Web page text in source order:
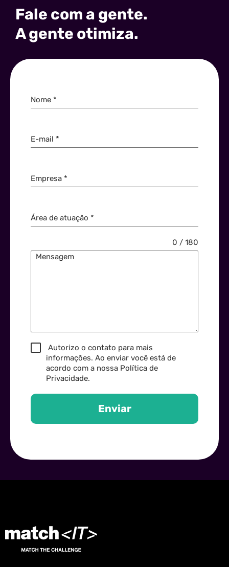
Fale com a gente.
A gente otimiza.
Nome *
E-mail *
Empresa *
Área de atuação *
Mensagem
0 / 180
Autorizo o contato para mais
informações. Ao enviar você está de
acordo com a nossa Política de
Privacidade.
Enviar